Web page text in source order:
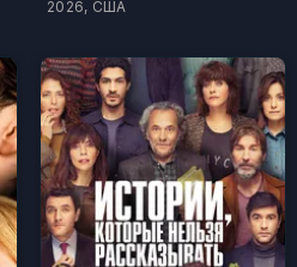
2026, США